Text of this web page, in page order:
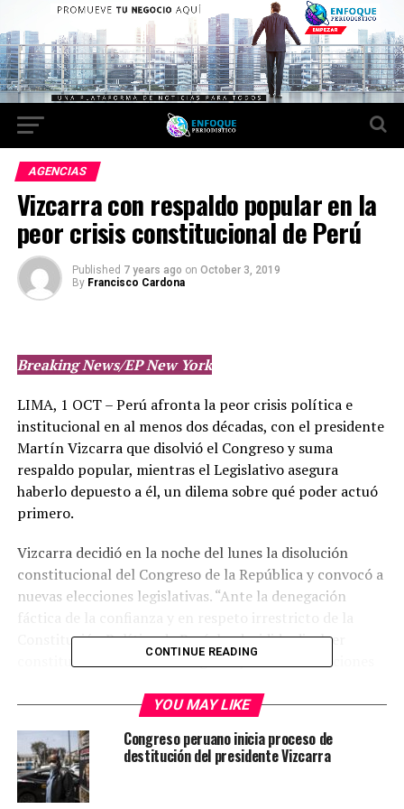
AGENCIAS
Vizcarra con respaldo popular en la
peor crisis constitucional de Perú
Published 7 years ago on October 3, 2019
By Francisco Cardona
Breaking News/EP New York
LIMA, 1 OCT – Perú afronta la peor crisis política e
institucional en al menos dos décadas, con el presidente
Martín Vizcarra que disolvió el Congreso y suma
respaldo popular, mientras el Legislativo asegura
haberlo depuesto a él, un dilema sobre qué poder actuó
primero.
Vizcarra decidió en la noche del lunes la disolución
constitucional del Congreso de la República y convocó a
nuevas elecciones legislativas. “Ante la denegación
fáctica de la confianza y en respeto irrestricto de la
Constitución Política de Perú, he decidido disolver
constitucionalmente el Congreso y llamar a elecciones
constitucional”, dijo en un mensaje a la nación.
La Constitución peruana señala que el presidente de la
República tiene la facultad de disolver el Congreso si
este ha censurado o negado su confianza a dos Consejos
CONTINUE READING
YOU MAY LIKE
Congreso peruano inicia proceso de
destitución del presidente Vizcarra